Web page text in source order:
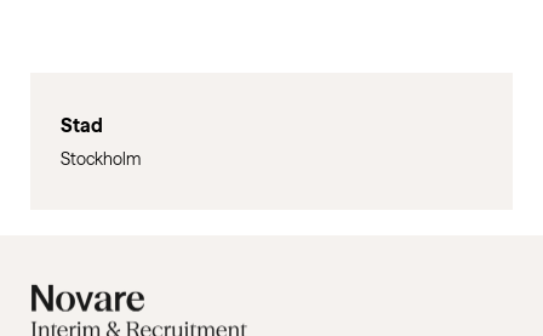
Stad
Stockholm